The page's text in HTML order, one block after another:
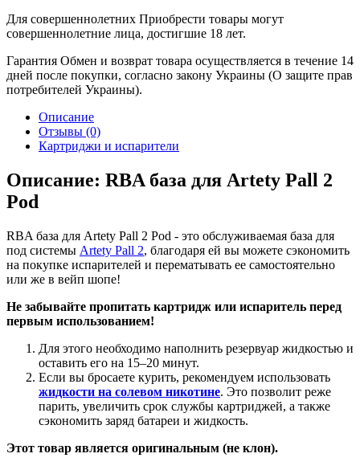
Для совершеннолетних Приобрести товары могут
совершеннолетние лица, достигшие 18 лет.
Гарантия Обмен и возврат товара осуществляется в течение 14
дней после покупки, согласно закону Украины (О защите прав
потребителей Украины).
Описание
Отзывы (0)
Картриджи и испарители
Описание: RBA база для Artety Pall 2
Pod
RBA база для Artety Pall 2 Pod - это обслуживаемая база для
под системы Artety Pall 2, благодаря ей вы можете сэкономить
на покупке испарителей и перематывать ее самостоятельно
или же в вейп шопе!
Не забывайте пропитать картридж или испаритель перед
первым использованием!
Для этого необходимо наполнить резервуар жидкостью и
оставить его на 15–20 минут.
Если вы бросаете курить, рекомендуем использовать
жидкости на солевом никотине. Это позволит реже
парить, увеличить срок службы картриджей, а также
сэкономить заряд батареи и жидкость.
Этот товар является оригинальным (не клон).